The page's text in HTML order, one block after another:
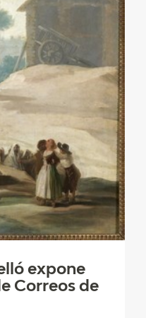
expone
Correos de